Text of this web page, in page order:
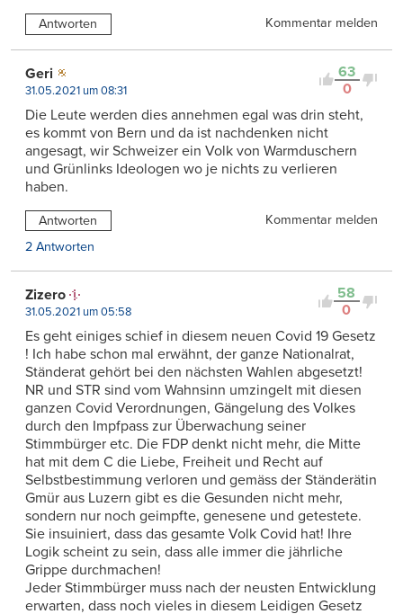
Antworten Kommentar melden
63
0
Geri
31.05.2021 um 08:31
Die Leute werden dies annehmen egal was drin steht,
es kommt von Bern und da ist nachdenken nicht
angesagt, wir Schweizer ein Volk von Warmduschern
und Grünlinks Ideologen wo je nichts zu verlieren
haben.
Antworten
Kommentar melden
2 Antworten
58
0
Zizero
31.05.2021 um 05:58
Es geht einiges schief in diesem neuen Covid 19 Gesetz
! Ich habe schon mal erwähnt, der ganze Nationalrat,
Ständerat gehört bei den nächsten Wahlen abgesetzt!
NR und STR sind vom Wahnsinn umzingelt mit diesen
ganzen Covid Verordnungen, Gängelung des Volkes
durch den Impfpass zur Überwachung seiner
Stimmbürger etc. Die FDP denkt nicht mehr, die Mitte
hat mit dem C die Liebe, Freiheit und Recht auf
Selbstbestimmung verloren und gemäss der Ständerätin
Gmür aus Luzern gibt es die Gesunden nicht mehr,
sondern nur noch geimpfte, genesene und getestete.
Sie insuiniert, dass das gesamte Volk Covid hat! Ihre
Logik scheint zu sein, dass alle immer die jährliche
Grippe durchmachen!
Jeder Stimmbürger muss nach der neusten Entwicklung
erwarten, dass noch vieles in diesem Leidigen Gesetz